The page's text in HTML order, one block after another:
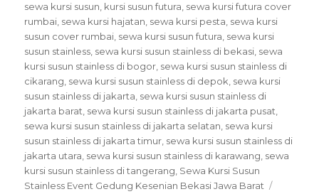
sewa kursi susun, kursi susun futura, sewa kursi futura cover
rumbai, sewa kursi hajatan, sewa kursi pesta, sewa kursi
susun cover rumbai, sewa kursi susun futura, sewa kursi
susun stainless, sewa kursi susun stainless di bekasi, sewa
kursi susun stainless di bogor, sewa kursi susun stainless di
cikarang, sewa kursi susun stainless di depok, sewa kursi
susun stainless di jakarta, sewa kursi susun stainless di
jakarta barat, sewa kursi susun stainless di jakarta pusat,
sewa kursi susun stainless di jakarta selatan, sewa kursi
susun stainless di jakarta timur, sewa kursi susun stainless di
jakarta utara, sewa kursi susun stainless di karawang, sewa
kursi susun stainless di tangerang, Sewa Kursi Susun
Stainless Event Gedung Kesenian Bekasi Jawa Barat